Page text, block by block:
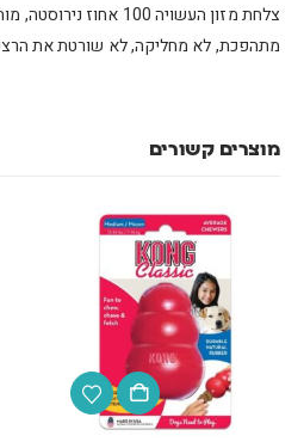
צלחת מזון העשויה 100
מתהפכת, לא מחליקה, לא שורטת את
מוצרים קשורים